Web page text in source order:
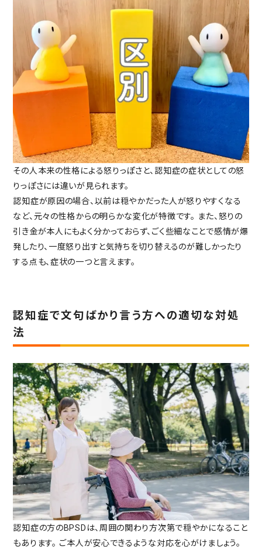
その人本来の性格による怒りっぽさと、認知症の症状としての怒
りっぽさには違いが見られます。
認知症が原因の場合、以前は穏やかだった人が怒りやすくなる
など、元々の性格からの明らかな変化が特徴です。 また、怒りの
引き金が本人にもよく分かっておらず、ごく些細なことで感情が爆
発したり、一度怒り出すと気持ちを切り替えるのが難しかったり
する点も、症状の一つと言えます。
認知症で文句ばかり言う方への適切な対処
法
認知症の方のBPSDは、周囲の関わり方次第で穏やかになること
もあります。 ご本人が安心できるような対応を心がけましょう。